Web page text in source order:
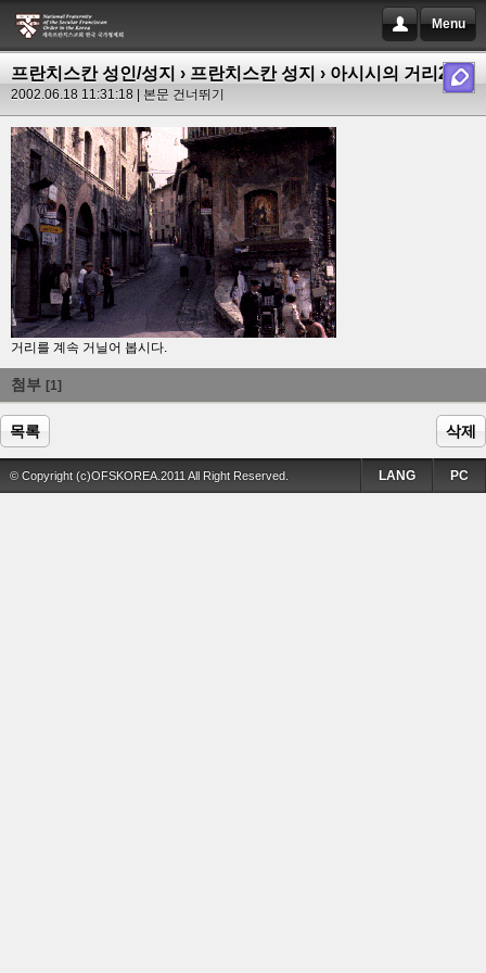
Menu
프란치스칸 성인/성지 › 프란치스칸 성지 › 아시시의 거리2
- |
2002.06.18 11:31:18 | 본문 건너뛰기
거리를 계속 거닐어 봅시다.
첨부 [1]
목록 삭제
© Copyright (c)OFSKOREA.2011 All Right Reserved. PC
LANG